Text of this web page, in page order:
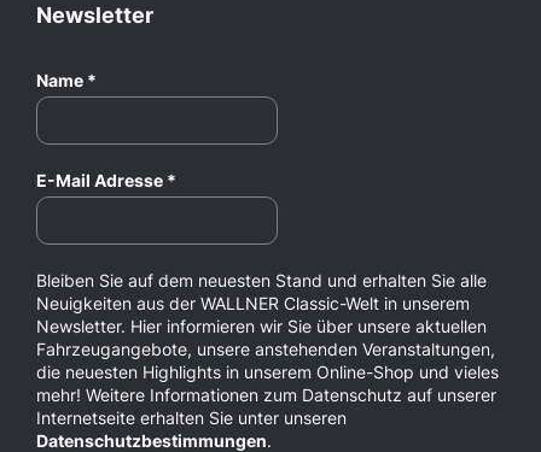
Newsletter
Name *
E-Mail Adresse *
Bleiben Sie auf dem neuesten Stand und erhalten Sie alle
Neuigkeiten aus der WALLNER Classic-Welt in unserem
Newsletter. Hier informieren wir Sie über unsere aktuellen
Fahrzeugangebote, unsere anstehenden Veranstaltungen,
die neuesten Highlights in unserem Online-Shop und vieles
mehr! Weitere Informationen zum Datenschutz auf unserer
Internetseite erhalten Sie unter unseren
Datenschutzbestimmungen.